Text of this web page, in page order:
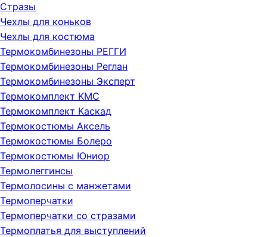
Стразы
Чехлы для коньков
Чехлы для костюма
Термокомбинезоны РЕГГИ
Термокомбинезоны Реглан
Термокомбинезоны Эксперт
Термокомплект KMC
Термокомплект Каскад
Термокостюмы Аксель
Термокостюмы Болеро
Термокостюмы Юниор
Термолеггинсы
Термолосины с манжетами
Термоперчатки
Термоперчатки со стразами
Термоплатья для выступлений